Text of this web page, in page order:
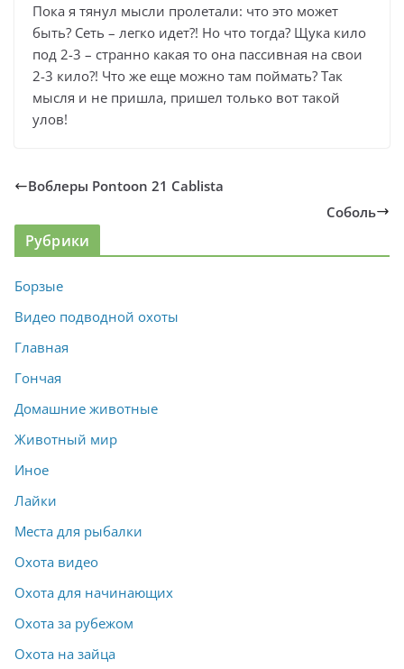
Пока я тянул мысли пролетали: что это может
быть? Сеть – легко идет?! Но что тогда? Щука кило
под 2-3 – странно какая то она пассивная на свои
2-3 кило?! Что же еще можно там поймать? Так
мысля и не пришла, пришел только вот такой
улов!
Воблеры Pontoon 21 Cablista
Соболь
Рубрики
Борзые
Видео подводной охоты
Главная
Гончая
Домашние животные
Животный мир
Иное
Лайки
Места для рыбалки
Охота видео
Охота для начинающих
Охота за рубежом
Охота на зайца